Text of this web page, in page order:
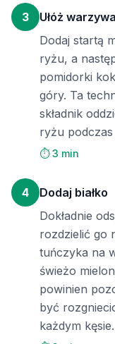
3
Ułóż
Dodaj startą
ryżu, a
pomidorki
góry. Ta
składnik
ryżu
⏱️ 3 min
4
Dodaj białko
Dokładnie
rozdzielić go
tuńczyka na
świeżo
powinien
być
każdym kęsie.